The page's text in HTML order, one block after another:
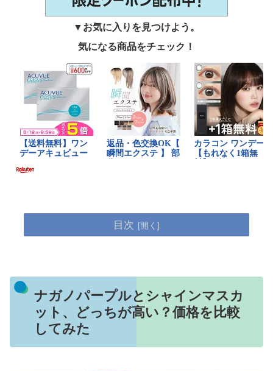
▼お気に入りを見つけよう。
気になる商品をチェック！
目次
ナガノパープルとシャインマスカ
ット、どっちが高い？価格を比較
してみた